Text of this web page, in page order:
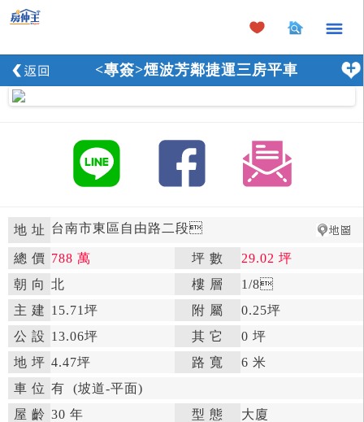
×
<專簽>煙波芳鄰捷運三房平車
地 址 台南市東區自由路二段
總 價 788 萬 坪 數 29.02 坪
朝 向 北 樓 層 1 /8
主 建 15.71坪 附 屬 0.25坪
公 設 13.06坪 其 它
0 坪
地 坪 4.47坪 路 寬
6 米
車 位 有
(坡道-平面)
屋 齡 30 年 型 態 大廈